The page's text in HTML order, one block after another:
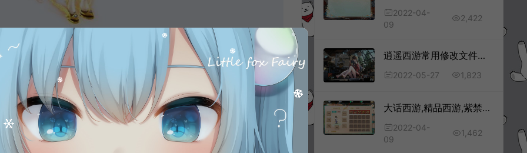
2022-04-
09
2,422
逍遥西游常用修改文件路径合集
2022-05-27 1,823
大话西游,精品西游,紫禁城,纵歌长安修改上线仙玉教程
2022-04-
09
1,462